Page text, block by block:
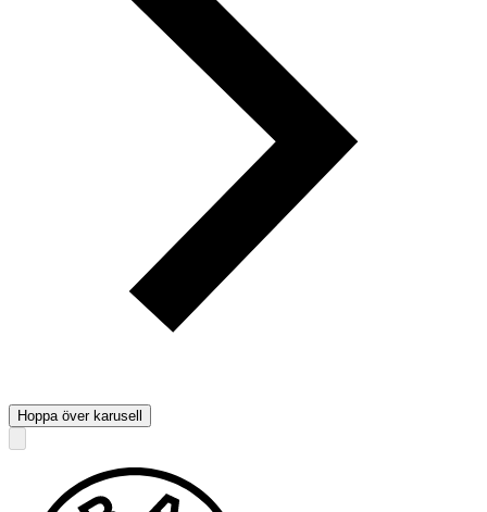
Hoppa över karusell